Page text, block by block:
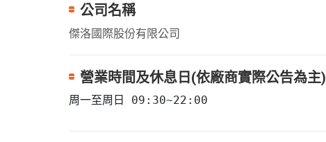
公司名稱
傑洛國際股份有限公司
營業時間及休息日(依廠商實際公告為主)
周一至周日 09:30~22:00